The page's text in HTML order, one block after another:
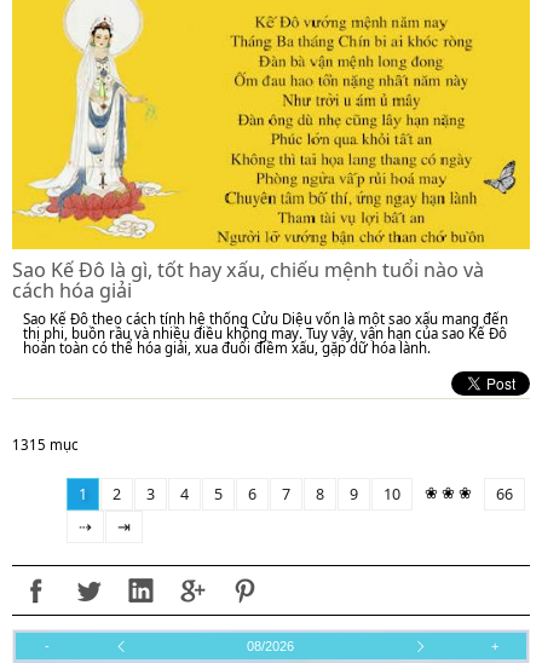
Sao Kế Đô là gì, tốt hay xấu, chiếu mệnh tuổi nào và
cách hóa giải
Sao Kế Đô theo cách tính hệ thống Cửu Diệu vốn là một sao xấu mang đến
thị phi, buồn rầu và nhiều điều không may. Tuy vậy, vận hạn của sao Kế Đô
hoàn toàn có thể hóa giải, xua đuổi điềm xấu, gặp dữ hóa lành.
1315 mục
1 2 3 4 5 6 7 8 9 10 ❀ ❀ ❀
66
⇢
⇥
- 08/2026 +